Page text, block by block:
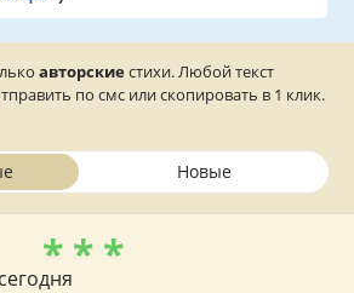
авторские стихи. Любой текст
по смс или скопировать в 1 клик.
Новые
* * *